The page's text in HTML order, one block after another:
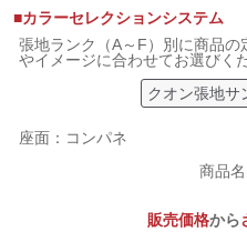
■カラーセレクションシステム
張地ランク（A～F）別に商品
やイメージに合わせてお選びく
クオン張地サ
座面：コンパネ
商品名
販売価格から